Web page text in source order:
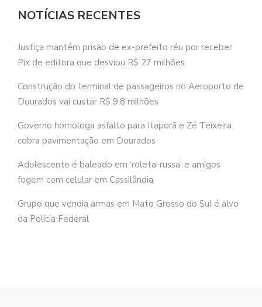
NOTÍCIAS RECENTES
Justiça mantém prisão de ex-prefeito réu por receber
Pix de editora que desviou R$ 27 milhões
Construção do terminal de passageiros no Aeroporto de
Dourados vai custar R$ 9,8 milhões
Governo homologa asfalto para Itaporã e Zé Teixeira
cobra pavimentação em Dourados
Adolescente é baleado em ‘roleta-russa’ e amigos
fogem com celular em Cassilândia
Grupo que vendia armas em Mato Grosso do Sul é alvo
da Polícia Federal